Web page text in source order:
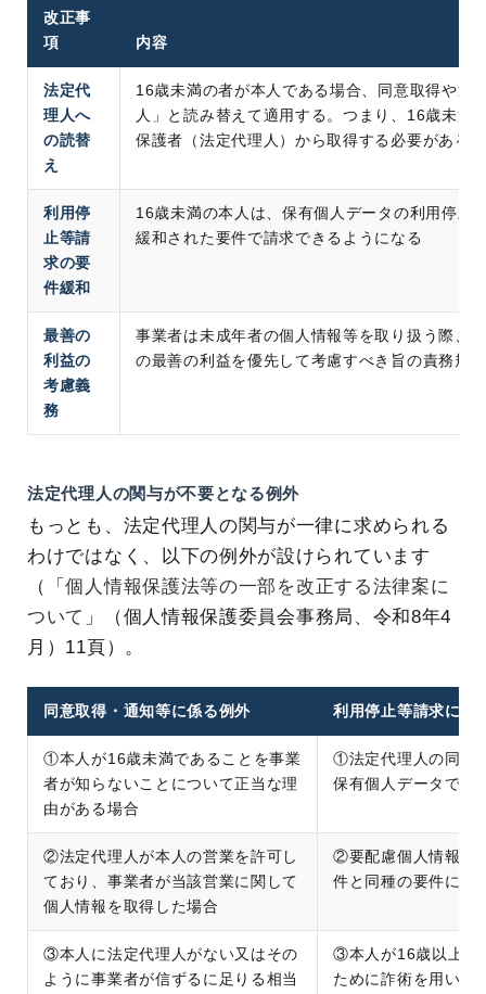
改正事
項
内容
法定代
理人へ
の読替
え
16歳未満の者が本人である場合、同意取得や通
人」と読み替えて適用する。つまり、16歳未満
保護者（法定代理人）から取得する必要がある
利用停
止等請
求の要
件緩和
16歳未満の本人は、保有個人データの利用停止
緩和された要件で請求できるようになる
最善の
利益の
考慮義
務
事業者は未成年者の個人情報等を取り扱う際、
の最善の利益を優先して考慮すべき旨の責務規
法定代理人の関与が不要となる例外
もっとも、法定代理人の関与が一律に求められる
わけではなく、以下の例外が設けられています
（「個人情報保護法等の一部を改正する法律案に
ついて 」（個人情報保護委員会事務局、令和8年4
月）11頁）。
同意取得・通知等に係る例外 利用停止等請求に係
①本人が16歳未満であることを事業
者が知らないことについて正当な理
由がある場合
①法定代理人の同意
保有個人データであ
②法定代理人が本人の営業を許可し
ており、事業者が当該営業に関して
個人情報を取得した場合
②要配慮個人情報の
件と同種の要件に該
③本人に法定代理人がない又はその
ように事業者が信ずるに足りる相当
③本人が16歳以上で
ために詐術を用いた